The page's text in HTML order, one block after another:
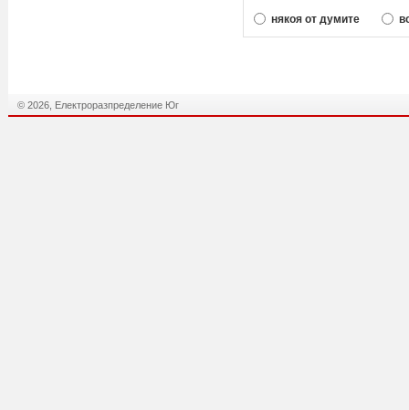
някоя от думите
© 2026, Електроразпределение Юг